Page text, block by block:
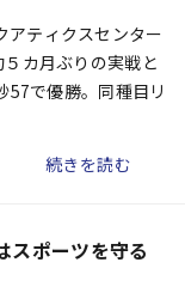
ティクスセンター
カ月ぶりの実戦と
57で優勝。同種目リ
続きを読む
スポーツを守る